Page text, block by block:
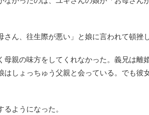
ん、往生際が悪い」と娘に言われて頓挫
母親の味方をしてくれなかった。義兄は
しょっちゅう父親と会っている。でも彼
ようになった。